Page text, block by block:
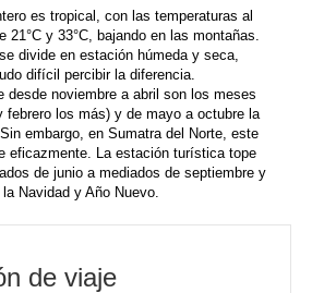
es tropical, con las temperaturas al
21°C y 33°C, bajando en las montañas.
divide en estación húmeda y seca,
difícil percibir la diferencia.
desde noviembre a abril son los meses
febrero los más) y de mayo a octubre la
embargo, en Sumatra del Norte, este
eficazmente. La estación turística tope
de junio a mediados de septiembre y
Navidad y Año Nuevo.
de viaje